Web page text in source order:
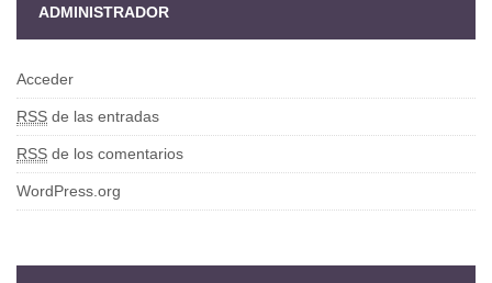
ADMINISTRADOR
Acceder
RSS de las entradas
RSS de los comentarios
WordPress.org